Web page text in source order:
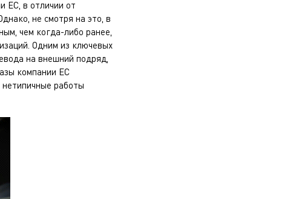
ЕС, в отличии от
не смотря на это, в
чем когда-либо ранее,
Одним из ключевых
на внешний подряд,
компании ЕС
работы